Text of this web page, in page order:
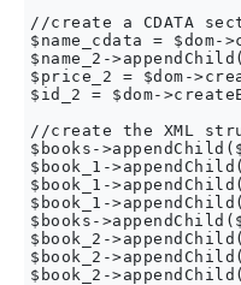
//create a CDATA
$name_cdata =
$name_2-
$price_2 = $dom-
$id_2 = $dom-
//create the XML
$books-
$book_1-
$book_1-
$book_1-
$books-
$book_2-
$book_2-
$book_2-